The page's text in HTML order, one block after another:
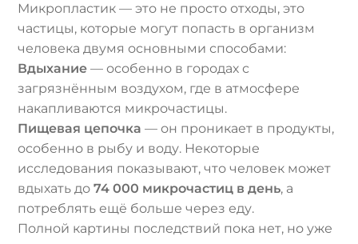
Микропластик — это не просто отходы, это
частицы, которые могут попасть в организм
человека двумя основными способами:
Вдыхание — особенно в городах с
загрязнённым воздухом, где в атмосфере
накапливаются микрочастицы.
Пищевая цепочка — он проникает в продукты,
особенно в рыбу и воду. Некоторые
исследования показывают, что человек может
вдыхать до74 000 микрочастиц в день, а
потреблять ещё больше через еду.
Полной картины последствий пока нет, но уже